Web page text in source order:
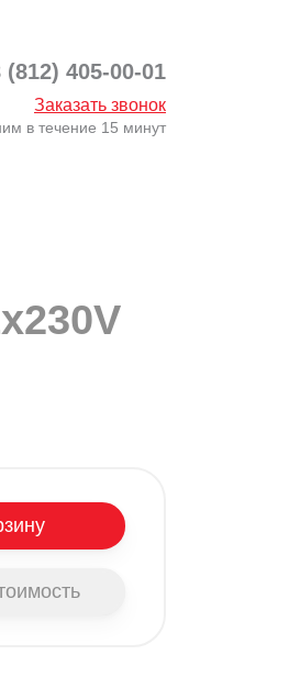
(812) 405-00-01
Заказать звонок
в течение 15 минут